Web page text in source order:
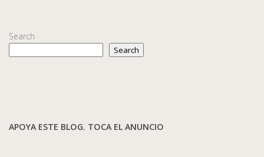
Search
Search
APOYA ESTE BLOG. TOCA EL ANUNCIO